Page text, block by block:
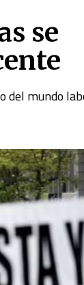
se
del mundo